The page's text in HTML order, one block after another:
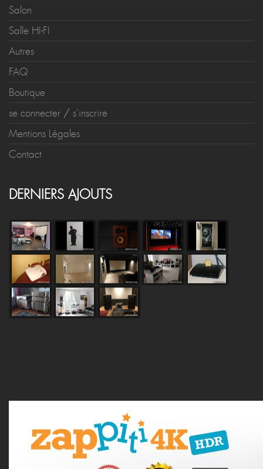
Salon
Salle HI-FI
Autres
FAQ
Boutique
se connecter / s'inscrire
Mentions Légales
Contact
DERNIERS AJOUTS